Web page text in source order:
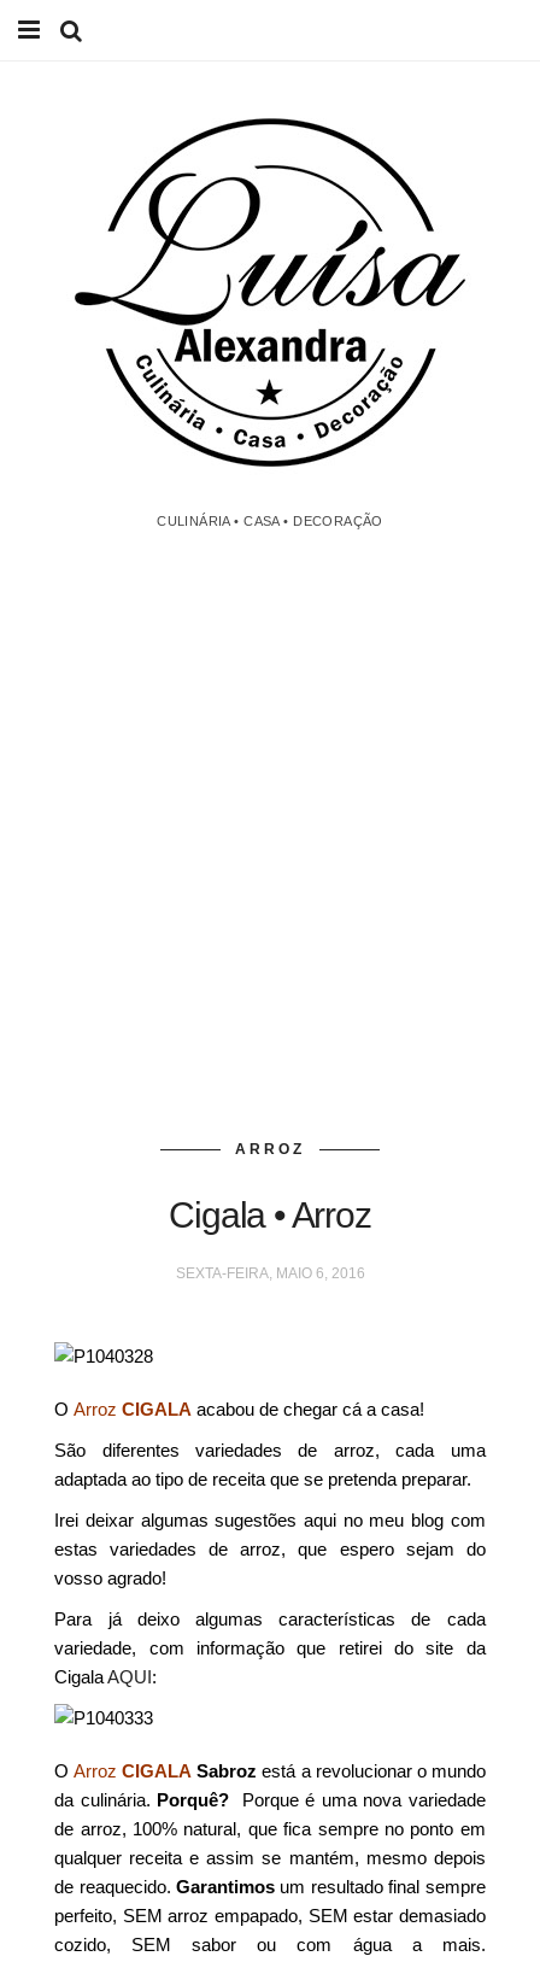
CULINÁRIA • CASA • DECORAÇÃO
ARROZ
Cigala • Arroz
SEXTA-FEIRA, MAIO 6, 2016
OArrozCIGALA acabou de chegar cá a casa!
São diferentes variedades de arroz, cada uma
adaptada ao tipo de receita que se pretenda preparar.
Irei deixar algumas sugestões aqui no meu blog com
estas variedades de arroz, que espero sejam do
vosso agrado!
Para já deixo algumas características de cada
variedade, com informação que retirei do site da
CigalaAQUI:
OArrozCIGALA Sabroz está a revolucionar o mundo
da culinária. Porquê? Porque é uma nova variedade
de arroz, 100% natural, que fica sempre no ponto em
qualquer receita e assim se mantém, mesmo depois
de reaquecido.Garantimos um resultado final sempre
perfeito, SEM arroz empapado, SEM estar demasiado
cozido, SEM sabor ou com água a mais.